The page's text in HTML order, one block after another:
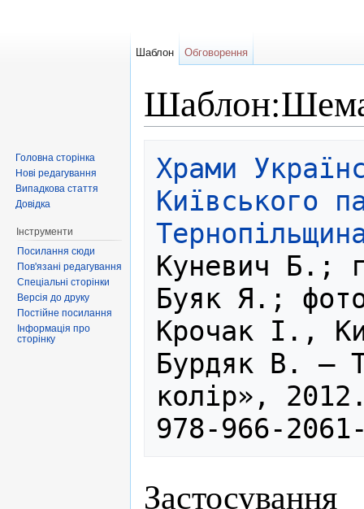
Храми
Київського
Куневич Б.;
Буяк Я.;
Крочак І.,
Бурдяк В. —
колір»,
Застосування
Шаблон Обговорення
Головна сторінка
Нові редагування
Випадкова стаття
Довідка
Інструменти
Посилання сюди
Пов'язані редагування
Спеціальні сторінки
Версія до друку
Постійне посилання
Інформація про
сторінку